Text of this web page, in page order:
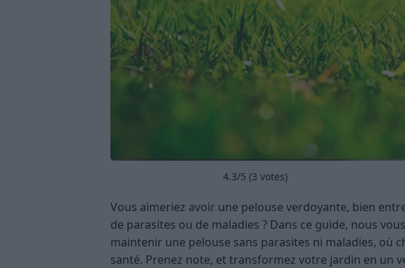
4.3/5 (3 votes)
Vous aimeriez avoir une pelouse verdoyante, bien
de parasites ou de maladies ? Dans ce guide, nous
maintenir une pelouse sans parasites ni maladies, où
santé. Prenez note, et transformez votre jardin en un